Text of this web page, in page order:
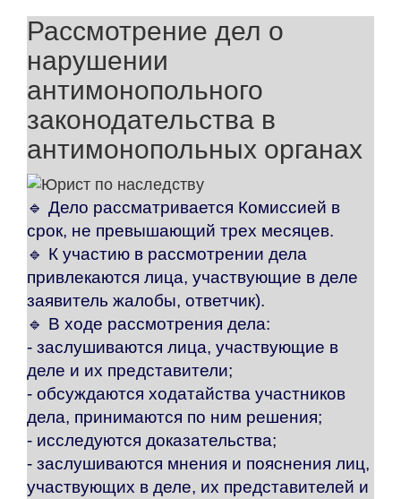
Рассмотрение дел о
нарушении
антимонопольного
законодательства в
антимонопольных органах
🔹 Дело рассматривается Комиссией в
срок, не превышающий трех месяцев.
🔹 К участию в рассмотрении дела
привлекаются лица, участвующие в деле
заявитель жалобы, ответчик).
🔹 В ходе рассмотрения дела:
- заслушиваются лица, участвующие в
деле и их представители;
- обсуждаются ходатайства участников
дела, принимаются по ним решения;
- исследуются доказательства;
- заслушиваются мнения и пояснения лиц,
участвующих в деле, их представителей и